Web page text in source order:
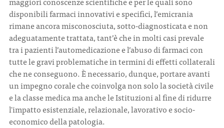
disponibili farmaci innovativi e specifici, l’emicrania
rimane ancora misconosciuta, sotto-diagnosticata e non
adeguatamente trattata, tant’è che in molti casi prevale
tra i pazienti l’automedicazione e l’abuso di farmaci con
tutte le gravi problematiche in termini di effetti collaterali
che ne conseguono. È necessario, dunque, portare avanti
un impegno corale che coinvolga non solo la società civile
e la classe medica ma anche le Istituzioni al fine di ridurre
l'impatto esistenziale, relazionale, lavorativo e socio-
economico della patologia.